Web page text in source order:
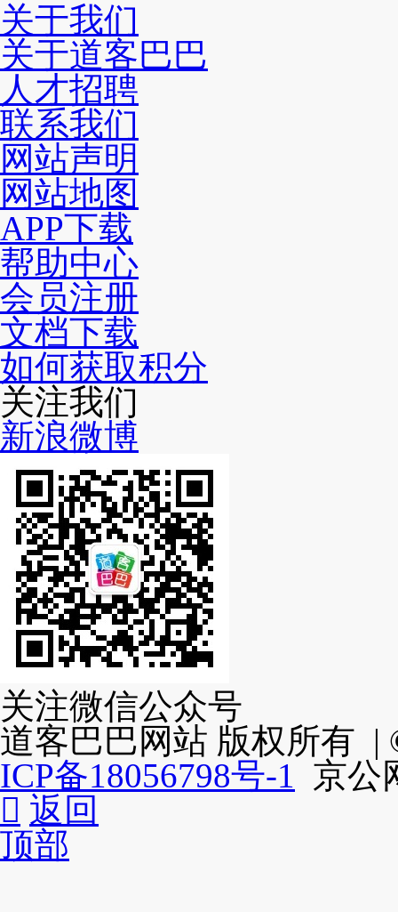
关于我们
关于道客巴巴
人才招聘
联系我们
网站声明
网站地图
APP下载
帮助中心
会员注册
文档下载
如何获取积分
关注我们
新浪微博
关注微信公众号
道客巴巴网站 版权所有
ICP备18056798号-1 京公
 返回
顶部